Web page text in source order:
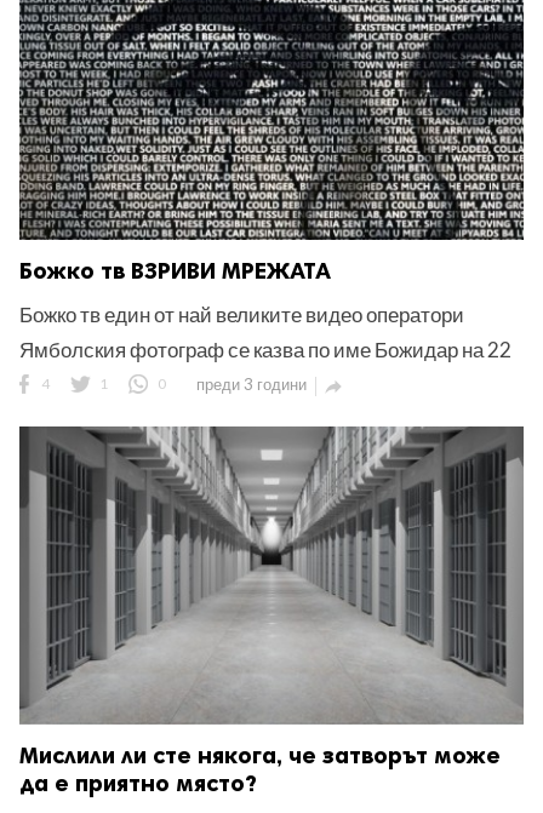
Божко тв ВЗРИВИ МРЕЖАТА
Божко тв един от най великите видео оператори
Ямболския фотограф се казва по име Божидар на 22
4 1 0 преди 3 години 
Мислили ли сте някога, че затворът може
да е приятно място?